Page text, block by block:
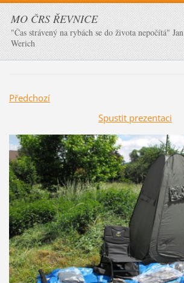
MO ČRS ŘEVNICE
"Čas strávený na rybách se do života nepočítá" Jan
Werich
Předchozí
Spustit prezentaci